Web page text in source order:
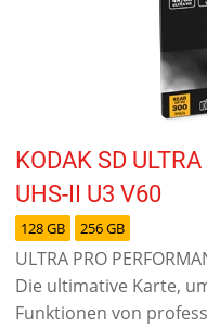
KODAK SD
UHS-II U3 V60
128 GB 256 GB
ULTRA PRO
Die ultimative Karte,
Funktionen von